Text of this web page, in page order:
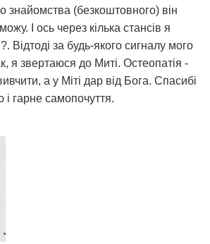
знайомства (безкоштовного) він
І ось через кілька стансів я
Відтоді за будь-якого сигналу мого
я звертаюся до Миті. Остеопатія -
а у Міті дар від Бога. Спасибі
гарне самопочуття.